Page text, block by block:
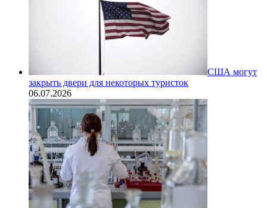
США могут
закрыть двери для некоторых туристок
06.07.2026